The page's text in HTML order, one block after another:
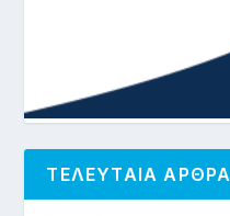
ΤΕΛΕΥΤΑΙΑ ΑΡΘΡΑ